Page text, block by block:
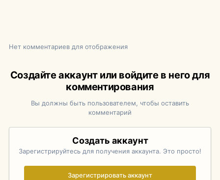
Нет комментариев для отображения
Создайте аккаунт или войдите в него для
комментирования
Вы должны быть пользователем, чтобы оставить
комментарий
Создать аккаунт
Зарегистрируйтесь для получения аккаунта. Это просто!
Зарегистрировать аккаунт